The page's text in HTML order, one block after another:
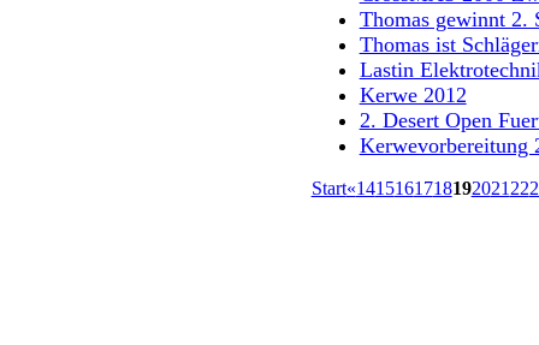
Thomas gewinnt 2.
Thomas ist
Lastin
Kerwe 2012
2. Desert Open
Kerwevorbereitung
Start«1415161718192021 22